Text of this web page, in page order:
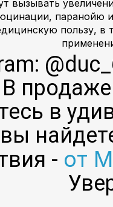
вызывать
паранойю
пользу, в
в
- от